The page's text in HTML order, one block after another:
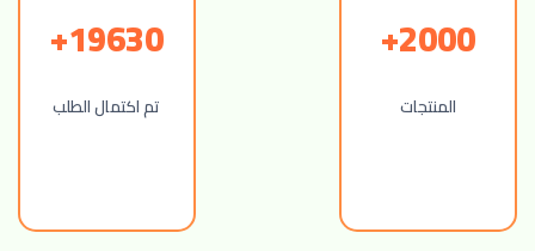
2000+
المنتجات
19630+
تم اكتمال الطلب